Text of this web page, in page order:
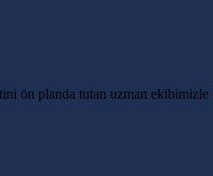
ön planda tutan uzman ekibimizle